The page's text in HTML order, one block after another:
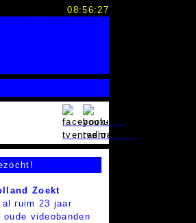
08:56:28
Zoekt
ruim 23 jaar
videobanden